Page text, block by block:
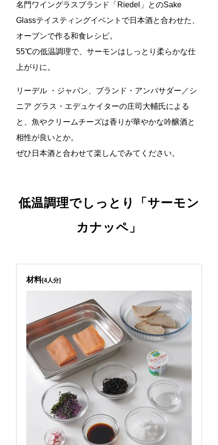
名門ワイングラスブランド「Riedel」とのSake
Glassテイスティングイベントで日本酒と合わせた、
オーブンで作る和食レシピ。
55℃の低温調理で、サーモンはしっとり柔らかな仕
上がりに。
リーデル ・ジャパン、ブランド・アンバサダー／シ
ニア グラス・エデュケイターの庄司大輔氏による
と、魚やクリームチーズは香りが華やかな吟醸酒と
相性が良いとか。
ぜひ日本酒と合わせて楽しんでみてください。
低温調理でしっとり「サーモン
カナッペ」
材料[4人分]